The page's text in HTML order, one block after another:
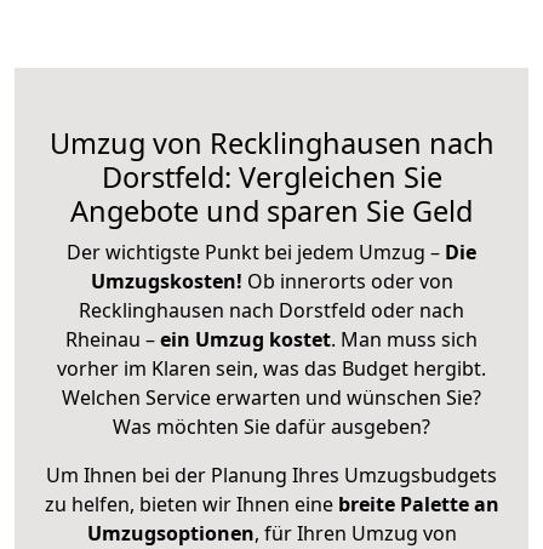
Umzug von Recklinghausen nach
Dorstfeld: Vergleichen Sie
Angebote und sparen Sie Geld
Der wichtigste Punkt bei jedem Umzug – Die
Umzugskosten! Ob innerorts oder von
Recklinghausen nach Dorstfeld oder nach
Rheinau –ein Umzug kostet. Man muss sich
vorher im Klaren sein, was das Budget hergibt.
Welchen Service erwarten und wünschen Sie?
Was möchten Sie dafür ausgeben?
Um Ihnen bei der Planung Ihres Umzugsbudgets
zu helfen, bieten wir Ihnen eine breite Palette an
Umzugsoptionen, für Ihren Umzug von